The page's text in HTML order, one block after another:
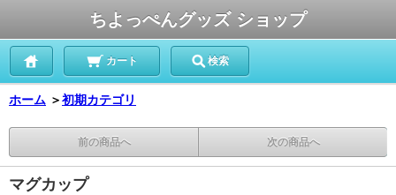
ちよっぺんグッズ ショップ
カート 検索
ホーム ＞初期カテゴリ
前の商品へ 次の商品へ
マグカップ